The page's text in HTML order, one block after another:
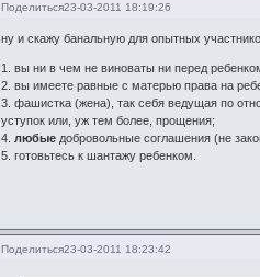
Поделиться23-03-2011 18:19:26
ну и скажу банальную для опытных
1. вы ни в чем не виноваты ни перед
2. вы имеете равные с матерью права на
3. фашистка (жена), так себя ведущая по
уступок или, уж тем более, прощения;
4. любыедобровольные соглашения (не
5. готовьтесь к шантажу ребенком.
Поделиться23-03-2011 18:23:42